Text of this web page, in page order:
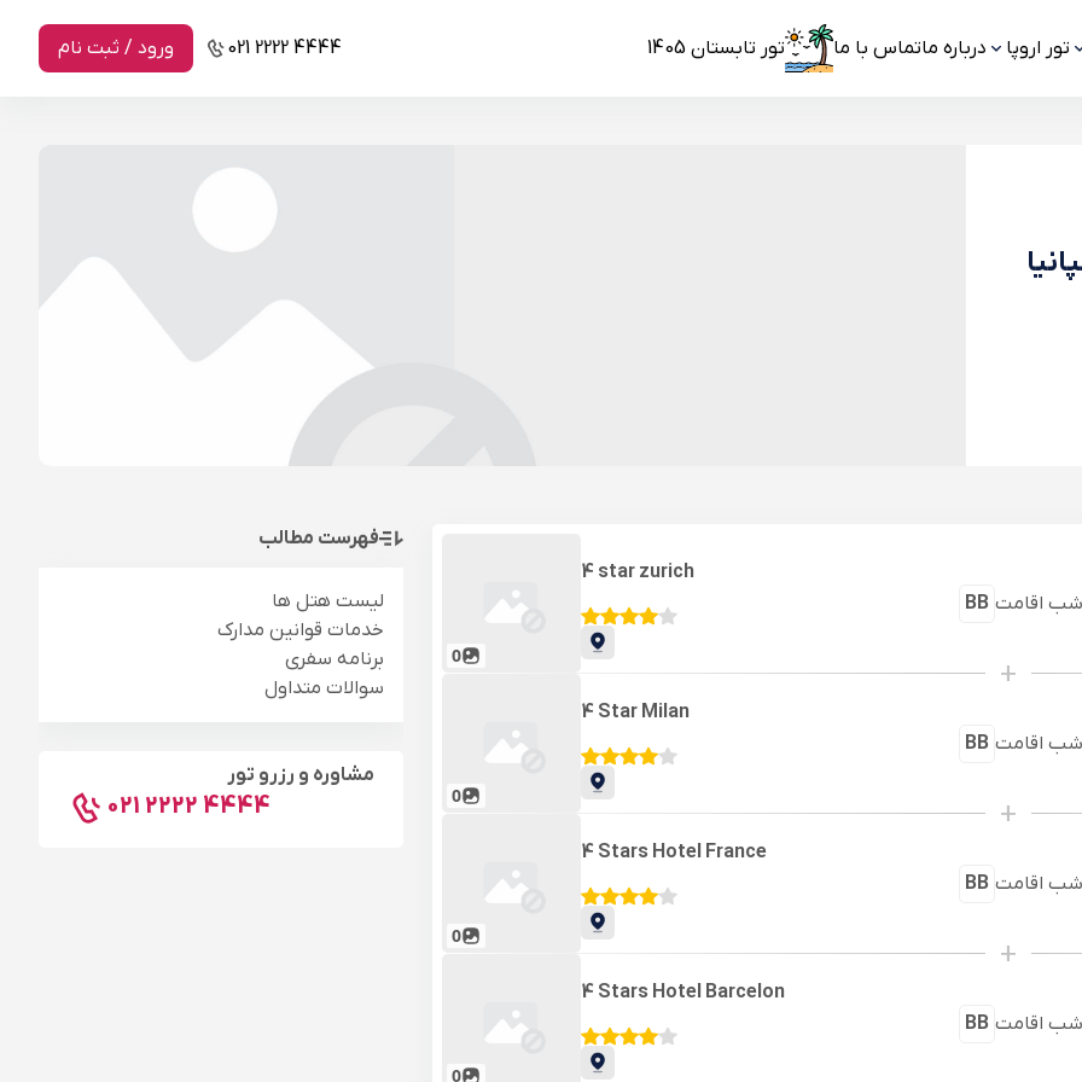
تور اروپا درباره ماتماس با ما تور تابستان 1405 021 2222 4444 ورود / ثبت نام
0
4 star zurich
BB شب اقامت
+
0
4 Star Milan
BB شب اقامت
+
0
4 Stars Hotel France
BB شب اقامت
+
0
4 Stars Hotel Barcelon
BB شب اقامت
فهرست مطالب
لیست هتل ها
خدمات قوانین مدارک
برنامه سفری
سوالات متداول
مشاوره و رزرو تور
021 2222 4444